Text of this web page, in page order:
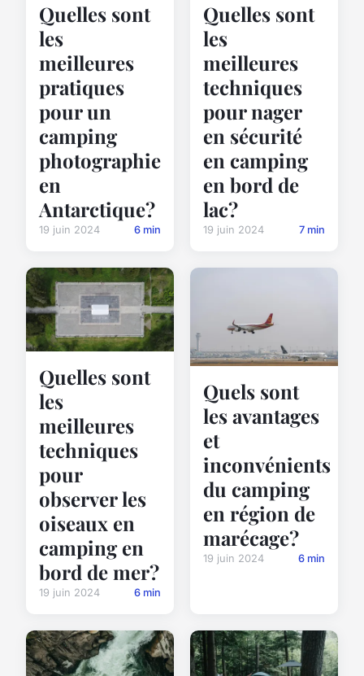
Quelles sont
les
meilleures
pratiques
pour un
camping
photographie
en
Antarctique?
19 juin 2024 6 min
Quelles sont
les
meilleures
techniques
pour nager
en sécurité
en camping
en bord de
lac?
19 juin 2024 7 min
Quelles sont
les
meilleures
techniques
pour
observer les
oiseaux en
camping en
bord de mer?
19 juin 2024 6 min
Quels sont
les avantages
et
inconvénients
du camping
en région de
marécage?
19 juin 2024 6 min